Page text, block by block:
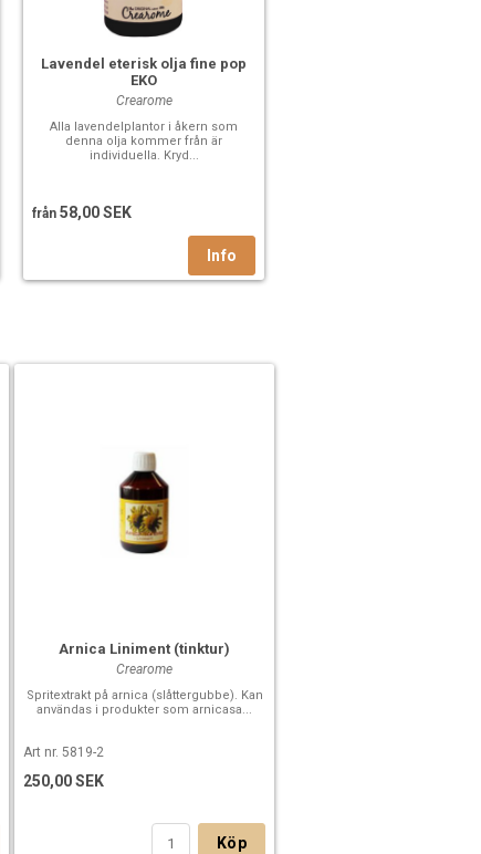
Lavendel eterisk olja fine pop
EKO
Crearome
Alla lavendelplantor i åkern som
denna olja kommer från är
individuella. Kryd...
från 58,00 SEK
Arnica Liniment (tinktur)
Crearome
Spritextrakt på arnica (slåttergubbe). Kan
användas i produkter som arnicasa...
Art nr. 5819-2
250,00 SEK
Köp